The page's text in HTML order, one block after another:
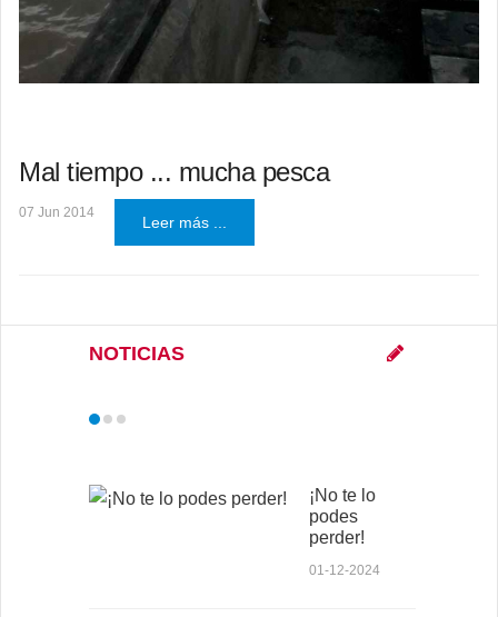
Mal tiempo ... mucha pesca
07 Jun 2014
Leer más ...
NOTICIAS
¡No te lo
podes
perder!
01-12-2024